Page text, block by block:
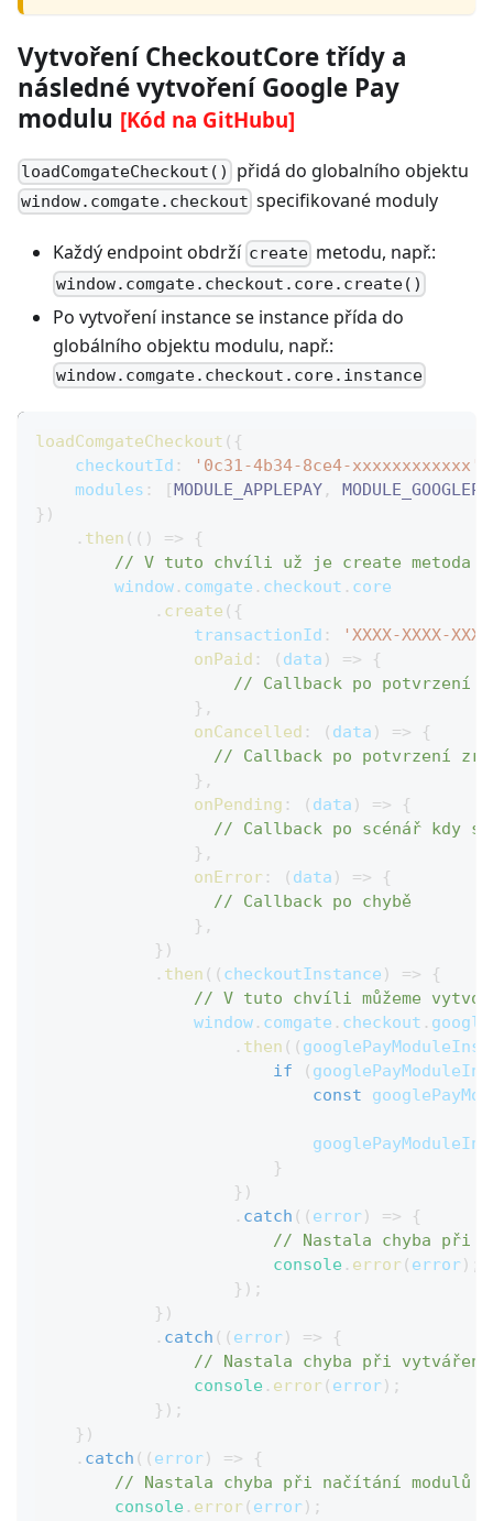
Vytvoření CheckoutCore třídy a
následné vytvoření Google Pay
modulu [Kód na GitHubu]
loadComgateCheckout() přidá do globalního objektu
window.comgate.checkout specifikované moduly
Každý endpoint obdrží create metodu, např.:
window.comgate.checkout.core.create()
Po vytvoření instance se instance přída do
globálního objektu modulu, např.:
window.comgate.checkout.core.instance
loadComgateCheckout ( {
checkoutId : '0c31-4b34-8ce4-xxxxxxxxxxxx'
modules : [MODULE_APPLEPAY ,
} )
. then ( ( ) =>
{
// V tuto chvíli už je create metoda
window . comgate . checkout . core
. create ( {
transactionId :
'XXXX-XXXX-
onPaid : ( data ) =>
{
// Callback po potvrzení
} ,
onCancelled : ( data ) =>
{
// Callback po potvrzení
} ,
onPending : ( data ) =>
{
// Callback po scénář kdy
} ,
onError : ( data ) =>
{
// Callback po chybě
} ,
} )
. then ( ( checkoutInstance ) =>
{
// V tuto chvíli můžeme
window . comgate . checkout .
. then ( (
if
(
const
}
} )
. catch ( ( error) =>
{
// Nastala chyba při
console . error( error)
} ) ;
} )
. catch ( ( error) =>
{
// Nastala chyba při vytváření
console . error( error) ;
} ) ;
} )
. catch ( ( error) =>
{
// Nastala chyba při načítání modulů
console . error( error) ;